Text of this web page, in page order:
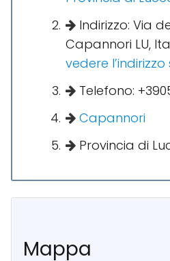
Indirizzo: Via
Capannori LU,
vedere
Telefono:
Capannori
Provincia di
Mappa